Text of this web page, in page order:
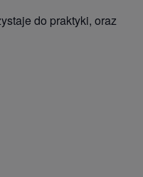
do praktyki, oraz